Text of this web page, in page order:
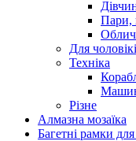
Пари,
Для
Техніка
Різне
Алмазна мозаїка
Багетні рамки